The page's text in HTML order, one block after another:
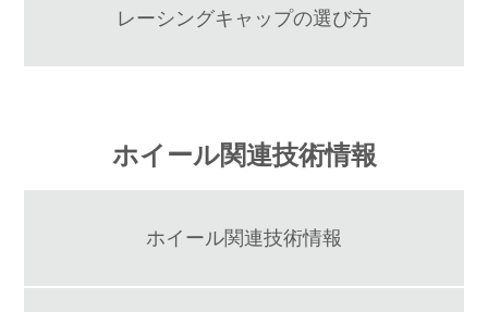
レーシングキャップの選び方
ホイール関連技術情報
ホイール関連技術情報